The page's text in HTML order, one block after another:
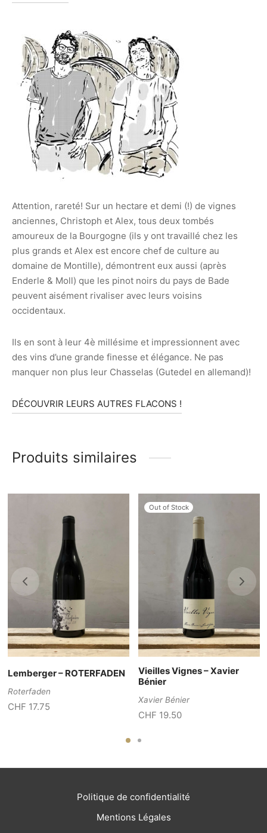
Attention, rareté! Sur un hectare et demi (!) de vignes
anciennes, Christoph et Alex, tous deux tombés
amoureux de la Bourgogne (ils y ont travaillé chez les
plus grands et Alex est encore chef de culture au
domaine de Montille), démontrent eux aussi (après
Enderle & Moll) que les pinot noirs du pays de Bade
peuvent aisément rivaliser avec leurs voisins
occidentaux.
Ils en sont à leur 4è millésime et impressionnent avec
des vins d’une grande finesse et élégance. Ne pas
manquer non plus leur Chasselas (Gutedel en allemand)!
DÉCOUVRIR LEURS AUTRES FLACONS !
Produits similaires
Lemberger – ROTERFADEN
Roterfaden
CHF 17.75
Out of Stock
Vieilles Vignes – Xavier
Bénier
Xavier Bénier
CHF 19.50
Politique de confidentialité
Mentions Légales